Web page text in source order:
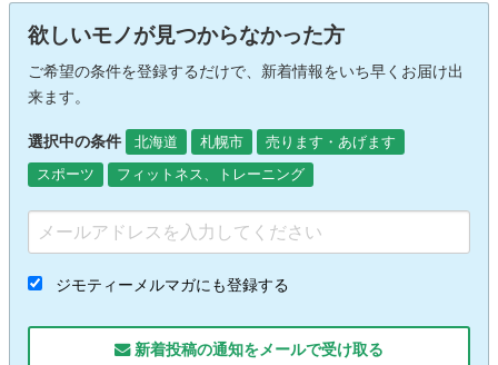
欲しいモノが見つからなかった方
ご希望の条件を登録するだけで、新着情報をいち早くお届け出
来ます。
選択中の条件 北海道 札幌市
売ります・あげます
スポーツ
フィットネス、トレーニング
ジモティーメルマガにも登録する
新着投稿の通知をメールで受け取る